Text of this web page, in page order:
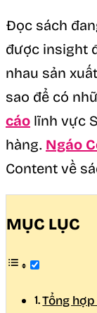
Đọc sách
được insight
nhau sản
sao để có
cáo lĩnh vực
hàng. Ngáo
Content về
MỤC LỤC
Tổng